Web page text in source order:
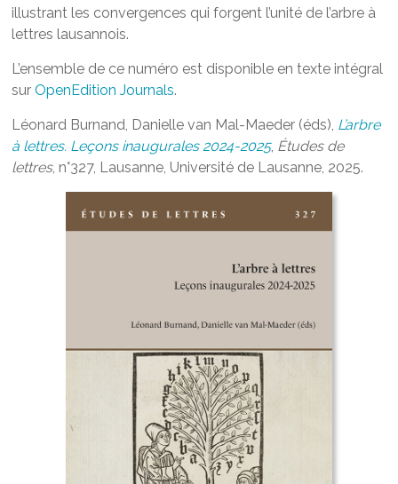
illustrant les convergences qui forgent l’unité de l’arbre à
lettres lausannois.
L’ensemble de ce numéro est disponible en texte intégral
surOpenEdition Journals.
Léonard Burnand, Danielle van Mal-Maeder (éds), L’arbre
à lettres. Leçons inaugurales 2024-2025, Études de
lettres, n°327, Lausanne, Université de Lausanne, 2025.